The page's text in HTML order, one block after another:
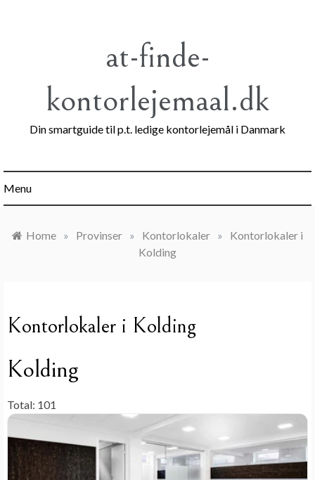
at-finde-
kontorlejemaal.dk
Din smartguide til p.t. ledige kontorlejemål i Danmark
Menu
Home » Provinser » Kontorlokaler »
Kontorlokaler i
Kolding
Kontorlokaler i Kolding
Kolding
Total: 101